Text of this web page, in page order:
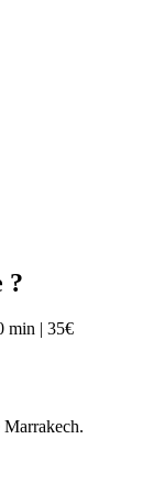
?
min | 35€
Marrakech.